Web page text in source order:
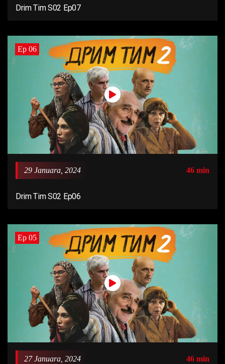
Drim Tim S02 Ep07
Ep 06
29 Januara, 2024 46 min
Drim Tim S02 Ep06
Ep 05
27 Januara, 2024 46 min